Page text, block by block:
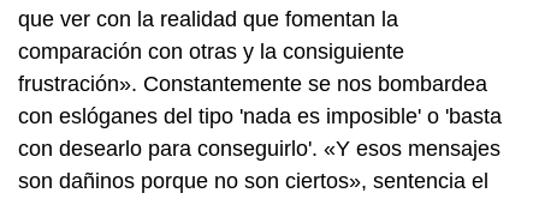
que ver con la realidad que fomentan la
comparación con otras y la consiguiente
frustración». Constantemente se nos bombardea
con eslóganes del tipo 'nada es imposible' o 'basta
con desearlo para conseguirlo'. «Y esos mensajes
son dañinos porque no son ciertos», sentencia el